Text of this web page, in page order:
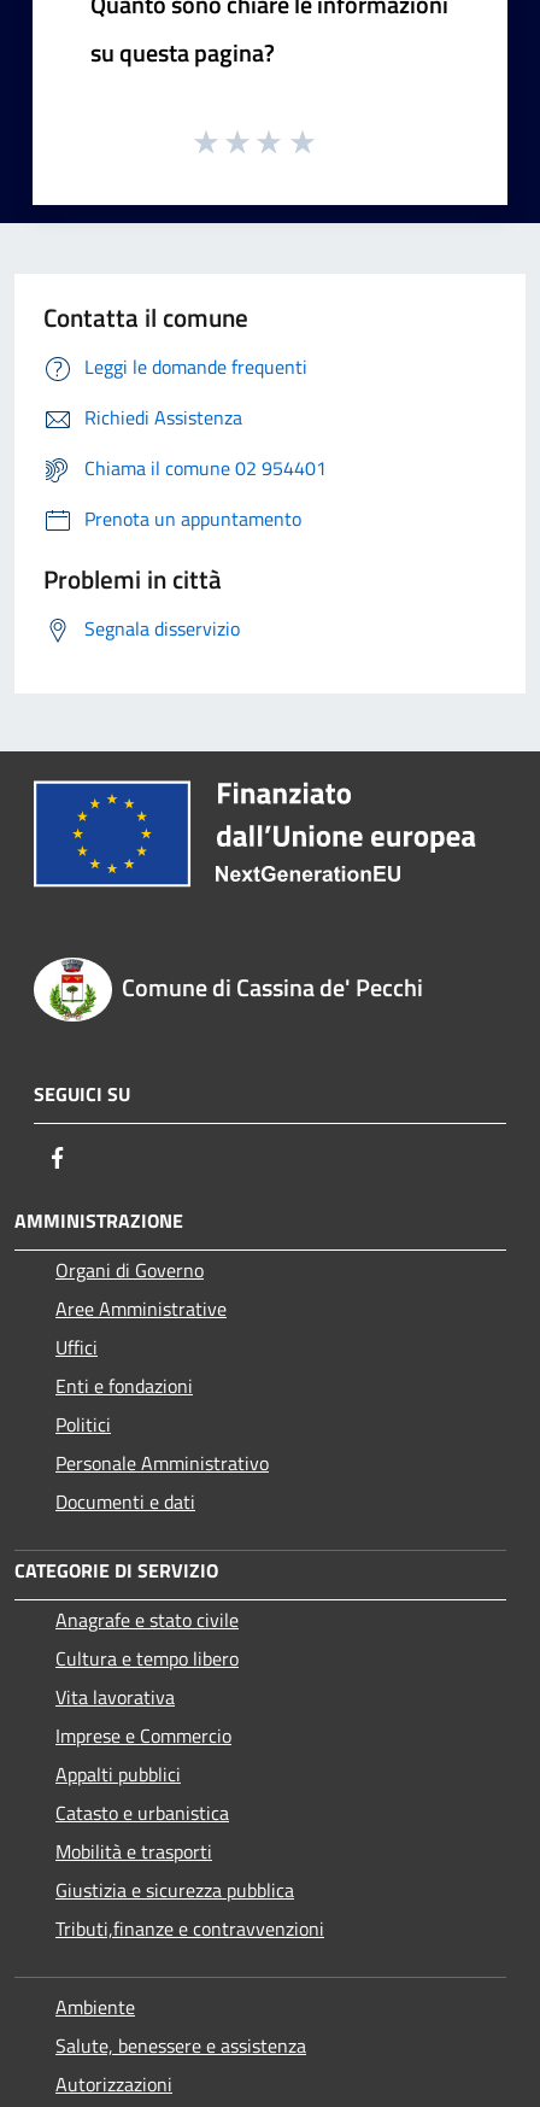
su questa pagina?
Contatta il comune
Leggi le domande frequenti
Richiedi Assistenza
Chiama il comune 02 954401
Prenota un appuntamento
Problemi in città
Segnala disservizio
Comune di Cassina de' Pecchi
SEGUICI SU
AMMINISTRAZIONE
Organi di Governo
Aree Amministrative
Uffici
Enti e fondazioni
Politici
Personale Amministrativo
Documenti e dati
CATEGORIE DI SERVIZIO
Anagrafe e stato civile
Cultura e tempo libero
Vita lavorativa
Imprese e Commercio
Appalti pubblici
Catasto e urbanistica
Mobilità e trasporti
Giustizia e sicurezza pubblica
Tributi,finanze e contravvenzioni
Ambiente
Salute, benessere e assistenza
Autorizzazioni